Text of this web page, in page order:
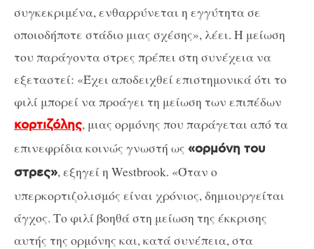
συγκεκριμένα, ενθαρρύνεται η εγγύτητα σε
οποιοδήποτε στάδιο μιας σχέσης», λέει. Η μείωση
του παράγοντα στρες πρέπει στη συνέχεια να
εξεταστεί: «Έχει αποδειχθεί επιστημονικά ότι το
φιλί μπορεί να προάγει τη μείωση των επιπέδων
κορτιζόλης, μιας ορμόνης που παράγεται από τα
επινεφρίδια κοινώς γνωστή ως «ορμόνη του
στρες», εξηγεί η Westbrook. «Όταν ο
υπερκορτιζολισμός είναι χρόνιος, δημιουργείται
άγχος. Το φιλί βοηθά στη μείωση της έκκρισης
αυτής της ορμόνης και, κατά συνέπεια, στα